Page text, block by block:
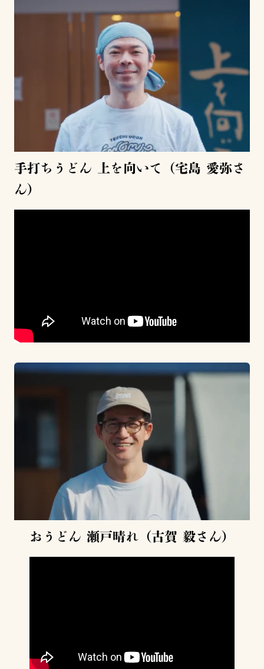
手打ちうどん 上を向いて（宅島 愛弥さ
ん）
おうどん 瀬戸晴れ（古賀 毅さん）